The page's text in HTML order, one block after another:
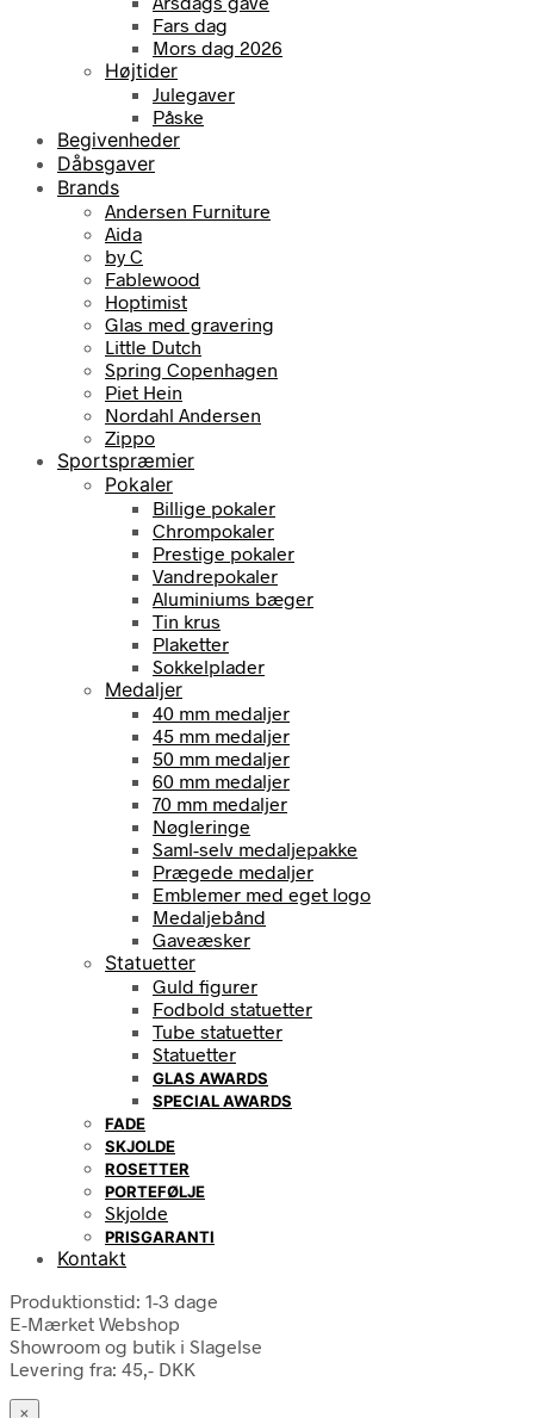
Fars dag
Mors dag 2026
Højtider
Julegaver
Påske
Begivenheder
Dåbsgaver
Brands
Andersen Furniture
Aida
by C
Fablewood
Hoptimist
Glas med gravering
Little Dutch
Spring Copenhagen
Piet Hein
Nordahl Andersen
Zippo
Sportspræmier
Pokaler
Billige pokaler
Chrompokaler
Prestige pokaler
Vandrepokaler
Aluminiums bæger
Tin krus
Plaketter
Sokkelplader
Medaljer
40 mm medaljer
45 mm medaljer
50 mm medaljer
60 mm medaljer
70 mm medaljer
Nøgleringe
Saml-selv medaljepakke
Prægede medaljer
Emblemer med eget logo
Medaljebånd
Gaveæsker
Statuetter
Guld figurer
Fodbold statuetter
Tube statuetter
Statuetter
GLAS AWARDS
SPECIAL AWARDS
FADE
SKJOLDE
ROSETTER
PORTEFØLJE
Skjolde
PRISGARANTI
Kontakt
Produktionstid: 1-3 dage
E-Mærket Webshop
Showroom og butik i Slagelse
Levering fra: 45,- DKK
×